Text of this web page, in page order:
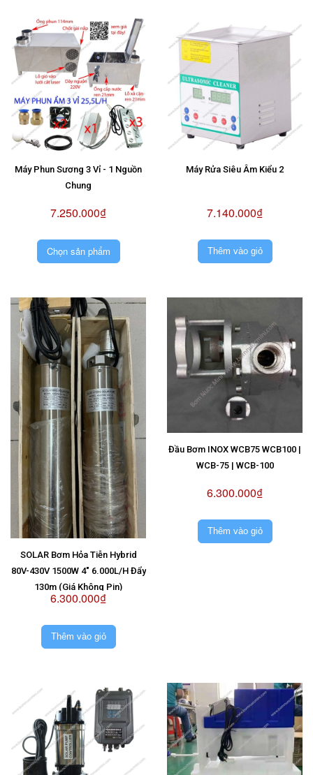
Máy Phun Sương 3 Vỉ - 1 Nguồn
Chung
7.250.000₫
Chọn sản phẩm
Máy Rửa Siêu Âm Kiểu 2
7.140.000₫
Thêm vào giỏ
SOLAR Bơm Hỏa Tiễn Hybrid
80V-430V 1500W 4" 6.000L/H Đẩy
130m (Giá Không Pin)
6.300.000₫
Thêm vào giỏ
Đầu Bơm INOX WCB75 WCB100 |
WCB-75 | WCB-100
6.300.000₫
Thêm vào giỏ